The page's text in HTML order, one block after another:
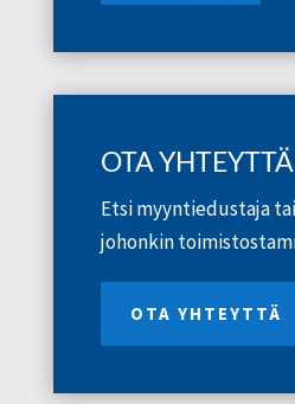
OTA YHTEYTTÄ
Etsi myyntiedustaja
johonkin
OTA YHTEYTTÄ